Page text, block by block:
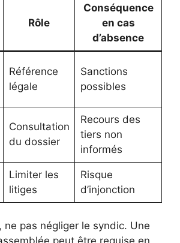
Rôle
Conséquence
en cas
d’absence
Référence
légale
Sanctions
possibles
Consultation
du dossier
Recours des
tiers non
informés
Limiter les
litiges
Risque
d’injonction
ne pas négliger le syndic. Une
peut être requise en